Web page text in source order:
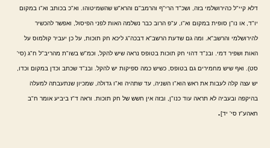
דלא קיי"ל כהירושלמי בזה, ושכ"ד הרי"ף והרמב"ם והרא"ש שהשמיטוהו. וא"כ בכותב וא"ו במקום
יו"ד, או נו"ן סופית במקום וא"ו, ע"פ הרוב כבר נשלמה האות לפני הפיסול, ואפשר להכשיר
להירושלמי והרשב"א. ומה גם שדעת הרשב"א דבכה"ג ליכא חק תוכות, על כן יעביר קולמוס על
האות ושפיר דמי. ובנ"ד דהוי חק תוכות בטופס נראה שיש להקל, וכמ"ש בשו"ת מהריב"ל ח"ג (סי'
סט). ואף שיש מחמירים גם בטופס, כשיש כמה ספיקות יש להקל. ובנ"ד שכתב וכדן במקום וכדו,
יש עצה קלה לעבות את ראש הוא"ו השניה, עד שתהיה וא"ו גדולה, שמכיון שנתעבתה למעלה
בהיקפה ובעביה לא תראה עוד כנו"ן, ובזה אין חשש של חק תוכות. וראה ד"ז ביביע אומר ח"ב
חאהע"ז סי' יד].